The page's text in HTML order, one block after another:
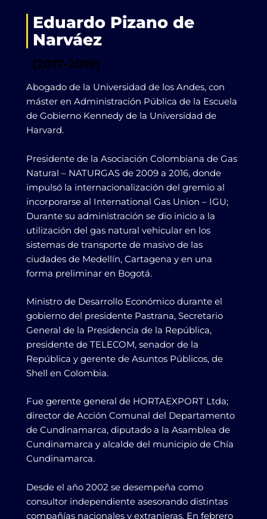
Eduardo Pizano de
Narváez
(2017-2019)
Abogado de la Universidad de los Andes, con
máster en Administración Pública de la Escuela
de Gobierno Kennedy de la Universidad de
Harvard.
Presidente de la Asociación Colombiana de Gas
Natural – NATURGAS de 2009 a 2016, donde
impulsó la internacionalización del gremio al
incorporarse al International Gas Union – IGU;
Durante su administración se dio inicio a la
utilización del gas natural vehicular en los
sistemas de transporte de masivo de las
ciudades de Medellín, Cartagena y en una
forma preliminar en Bogotá.
Ministro de Desarrollo Económico durante el
gobierno del presidente Pastrana, Secretario
General de la Presidencia de la República,
presidente de TELECOM, senador de la
República y gerente de Asuntos Públicos, de
Shell en Colombia.
Fue gerente general de HORTAEXPORT Ltda;
director de Acción Comunal del Departamento
de Cundinamarca, diputado a la Asamblea de
Cundinamarca y alcalde del municipio de Chía
Cundinamarca.
Desde el año 2002 se desempeña como
consultor independiente asesorando distintas
compañías nacionales y extranjeras. En febrero